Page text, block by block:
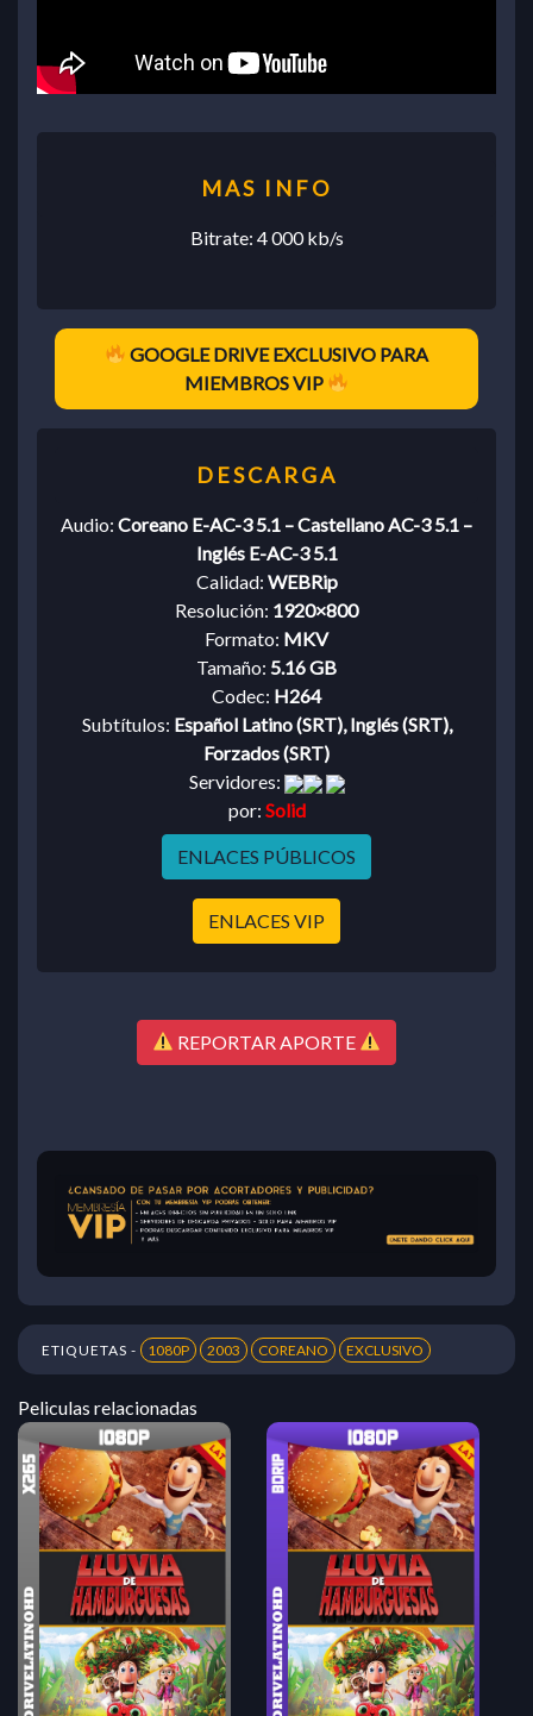
Bitrate: 4 000 kb/s
GOOGLE DRIVE EXCLUSIVO PARA
MIEMBROS VIP
Audio: Coreano E-AC-3 5.1 – Castellano AC-3 5.1 –
Inglés E-AC-3 5.1
Calidad: WEBRip
Resolución: 1920×800
Formato: MKV
Tamaño: 5.16 GB
Codec: H264
Subtítulos: Español Latino (SRT), Inglés (SRT),
Forzados (SRT)
Servidores:
por: Solid
ENLACES PÚBLICOS
ENLACES VIP
REPORTAR APORTE
ETIQUETAS - 1080P 2003 COREANO EXCLUSIVO
Peliculas relacionadas